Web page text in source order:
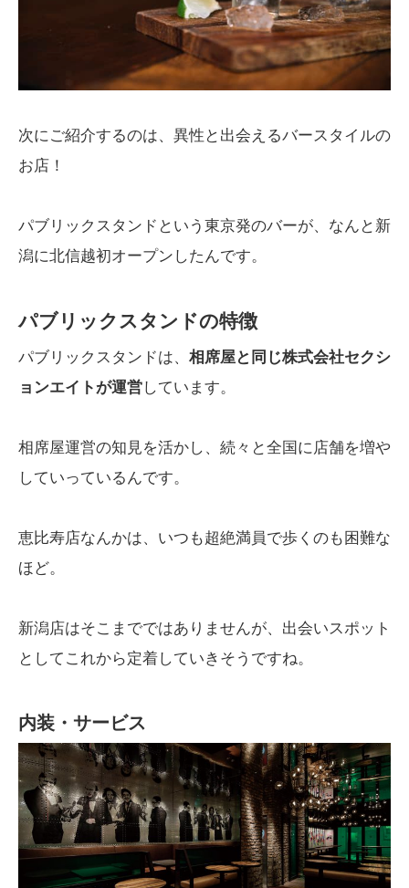
次にご紹介するのは、異性と出会えるバースタイルの
お店！
パブリックスタンドという東京発のバーが、なんと新
潟に北信越初オープンしたんです。
パブリックスタンドの特徴
パブリックスタンドは、 相席屋と同じ株式会社セクシ
ョンエイトが運営しています。
相席屋運営の知見を活かし、続々と全国に店舗を増や
していっているんです。
恵比寿店なんかは、いつも超絶満員で歩くのも困難な
ほど。
新潟店はそこまでではありませんが、出会いスポット
としてこれから定着していきそうですね。
内装・サービス